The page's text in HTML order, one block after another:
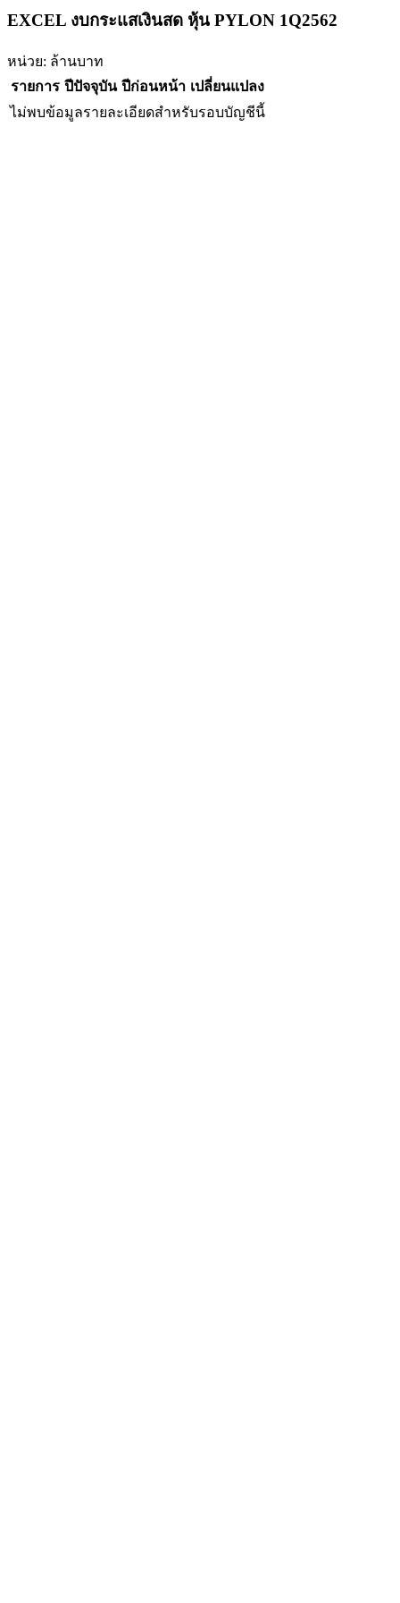
EXCEL งบกระแสเงินสด หุ้น PYLON 1Q2562
หน่วย: ล้านบาท
รายการ ปีปัจจุบัน ปีก่อนหน้า เปลี่ยนแปลง
ไม่พบข้อมูลรายละเอียดสำหรับรอบบัญชีนี้